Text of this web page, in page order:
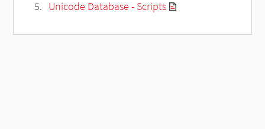
Unicode Database - Scripts